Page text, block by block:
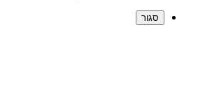
סגור